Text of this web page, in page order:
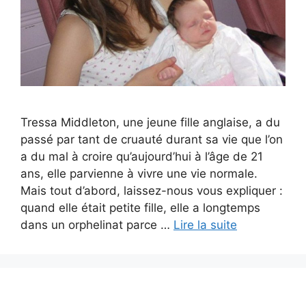
Tressa Middleton, une jeune fille anglaise, a du
passé par tant de cruauté durant sa vie que l’on
a du mal à croire qu’aujourd’hui à l’âge de 21
ans, elle parvienne à vivre une vie normale.
Mais tout d’abord, laissez-nous vous expliquer :
quand elle était petite fille, elle a longtemps
dans un orphelinat parce … Lire la suite